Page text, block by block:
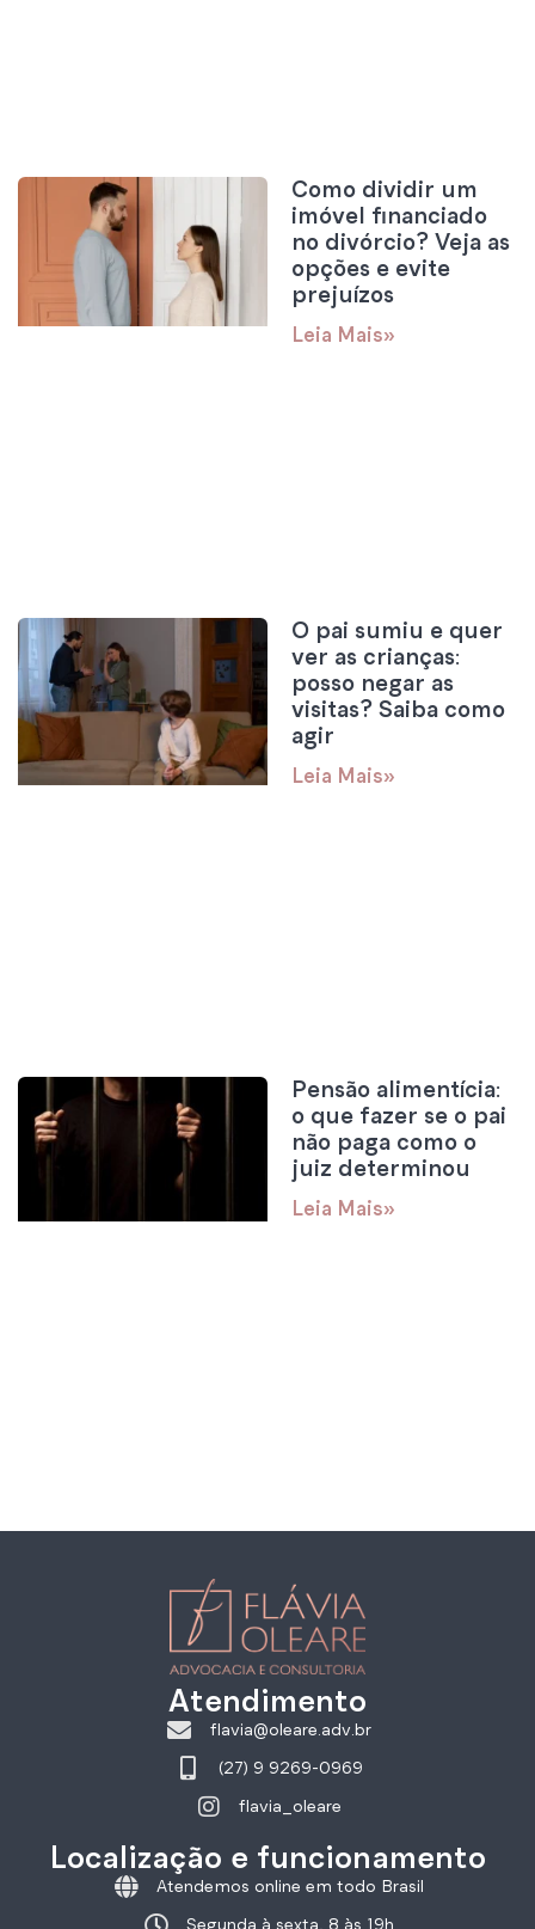
Como dividir um
imóvel financiado
no divórcio? Veja as
opções e evite
prejuízos
Leia Mais»
O pai sumiu e quer
ver as crianças:
posso negar as
visitas? Saiba como
agir
Leia Mais»
Pensão alimentícia:
o que fazer se o pai
não paga como o
juiz determinou
Leia Mais»
Atendimento
flavia@oleare.adv.br
(27) 9 9269-0969
flavia_oleare
Localização e funcionamento
Atendemos online em todo Brasil